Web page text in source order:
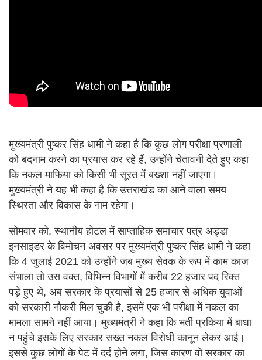
मुख्यमंत्री पुष्कर सिंह धामी ने कहा है कि कुछ लोग परीक्षा प्रणाली
को बदनाम करने का प्रयास कर रहे हैं, उन्होंने चेतावनी देते हुए कहा
कि नकल माफिया को किसी भी सूरत में बख्शा नहीं जाएगा।
मुख्यमंत्री ने यह भी कहा है कि उत्तराखंड का आने वाला समय
स्थिरता और विकास के नाम रहेगा।
सोमवार को, स्थानीय होटल में साप्ताहिक समाचार पत्र अड्डा
इनसाइडर के विमोचन अवसर पर मुख्यमंत्री पुष्कर सिंह धामी ने कहा
कि 4 जुलाई 2021 को उन्होंने जब मुख्य सेवक के रूप में काम काज
संभाला तो उस वक्त, विभिन्न विभागों में करीब 22 हजार पद रिक्त
पड़े हुए थे, अब सरकार के प्रयासों से 25 हजार से अधिक युवाओं
को सरकारी नौकरी मिल चुकी है, इसमें एक भी परीक्षा में नकल का
मामला सामने नहीं आया। मुख्यमंत्री ने कहा कि भर्ती प्रकिया में बाधा
न पहुंचे इसके लिए सरकार सख्त नकल विरोधी कानून लेकर आई।
इससे कुछ लोगों के पेट में दर्द होने लगा, जिस कारण वो सरकार का